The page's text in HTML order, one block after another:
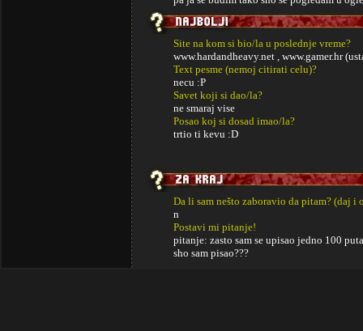
Site na kom si bio/la u poslednje vreme?
www.hardandheavy.net , www.gamer.hr
Text pesme (nemoj citirati celu)?
necu :P
Savet koji si dao/la?
ne smaraj vise
Posao koj si dosad imao/la?
trtio ti kevu :D
Da li sam nešto zaboravio da pitam? (daj i
n
Postavi mi pitanje!
pitanje: zasto sam se upisao jedno 100
sho sam pisao???